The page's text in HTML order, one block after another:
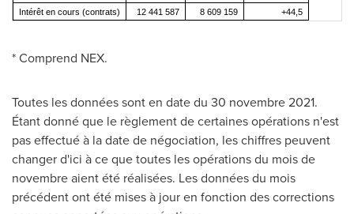
Intérêt en cours (contrats)
12 441 587 8 609 159 +44,5
* Comprend NEX.
Toutes les données sont en date du 30 novembre 2021.
Étant donné que le règlement de certaines opérations n'est
pas effectué à la date de négociation, les chiffres peuvent
changer d'ici à ce que toutes les opérations du mois de
novembre aient été réalisées. Les données du mois
précédent ont été mises à jour en fonction des corrections